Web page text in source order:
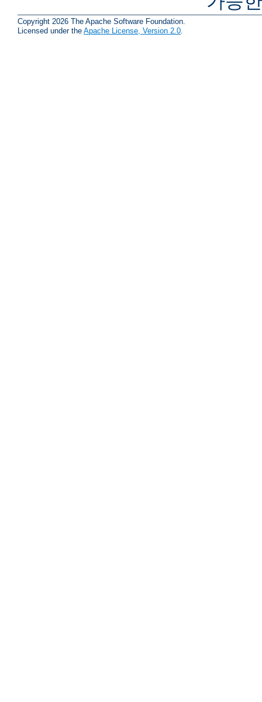
Copyright 2026 The Apache Software Foundation.
Licensed under the Apache License, Version 2.0